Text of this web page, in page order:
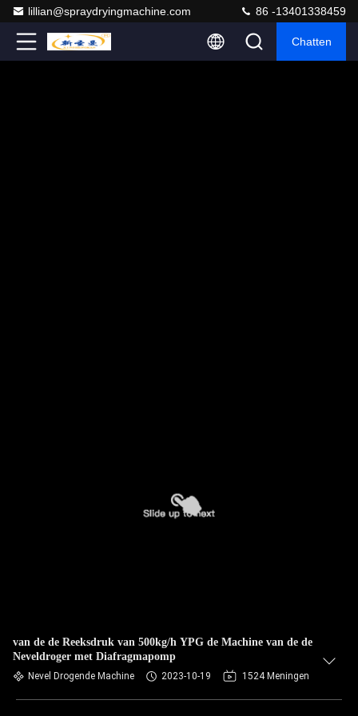
lillian@spraydryingmachine.com 86 -13401338459
Chatten
van de de Reeksdruk van 500kg/h YPG de Machine van de de
Neveldroger met Diafragmapomp
Nevel Drogende Machine 2023-10-19 1524 Meningen